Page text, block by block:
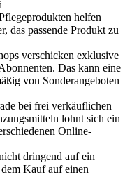
helfen
das passende Produkt zu
verschicken exklusive
Das kann eine
von Sonderangeboten
bei frei verkäuflichen
lohnt sich ein
Online-
dringend auf ein
Kauf auf einen